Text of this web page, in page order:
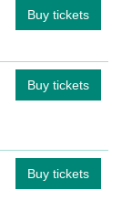
Buy tickets
Buy tickets
Buy tickets